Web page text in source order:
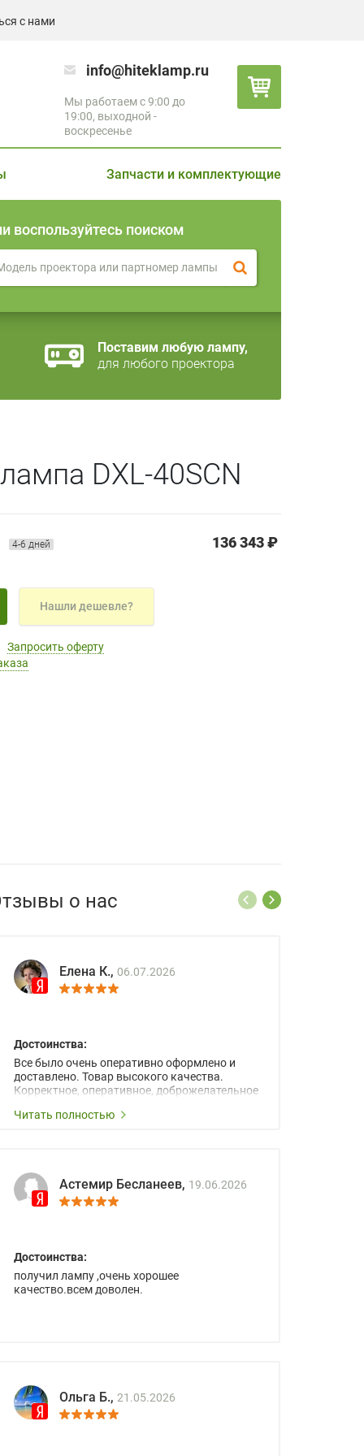
с нами
info@hiteklamp.ru
Мы работаем с 9:00 до
19:00, выходной -
воскресенье
Запчасти и комплектующие
воспользуйтесь поиском
Поставим любую лампу,
для любого проектора
DXL-40SCN
4-6 дней 136 343 ₽
Нашли дешевле?
Запросить оферту
о нас
Елена К., 06.07.2026
Достоинства:
Все было очень оперативно оформлено и
доставлено. Товар высокого качества.
Корректное, оперативное, доброжелательное
Читать полностью
Астемир Бесланеев, 19.06.2026
Достоинства:
получил лампу ,очень хорошее
качество.всем доволен.
Ольга Б., 21.05.2026